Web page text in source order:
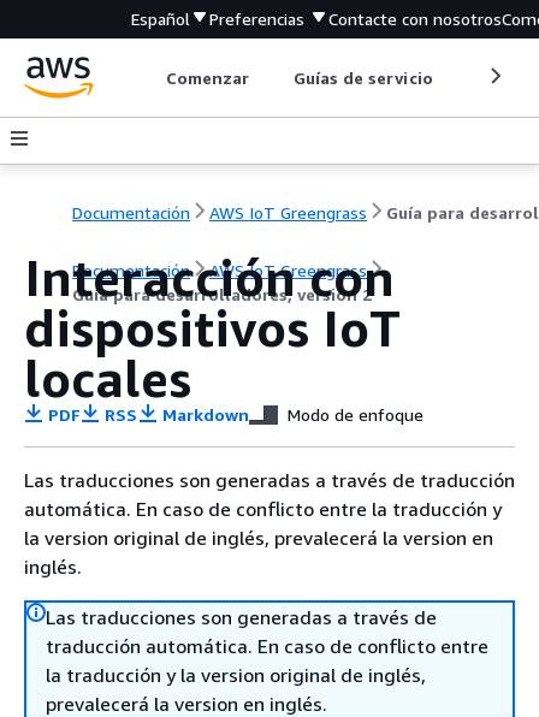
Español Preferencias Contacte con nosotros
Comenzar Guías de servicio
Documentación AWS IoT Greengrass
Documentación
AWS IoT Greengrass
Guía para desarrolladores, versión 2
Interacción con
dispositivos IoT
locales
PDF RSS Markdown Modo de enfoque
Las traducciones son generadas a través de traducción
automática. En caso de conflicto entre la traducción y
la version original de inglés, prevalecerá la version en
inglés.
Las traducciones son generadas a través de
traducción automática. En caso de conflicto entre
la traducción y la version original de inglés,
prevalecerá la version en inglés.